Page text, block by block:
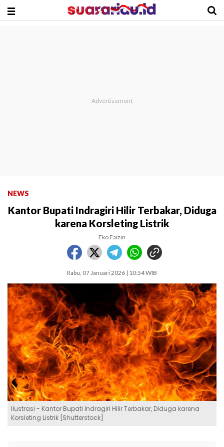
NEWS
Kantor Bupati Indragiri Hilir Terbakar, Diduga
karena Korsleting Listrik
Eko Faizin
Rabu, 07 Januari 2026 | 10:54 WIB
Ilustrasi - Kantor Bupati Indragiri Hilir Terbakar, Diduga karena
Korsleting Listrik [Shutterstock]